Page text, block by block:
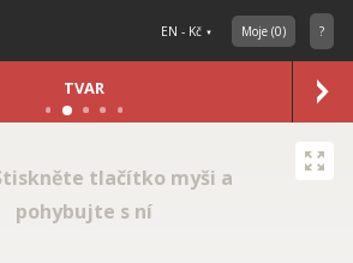
EN - Kč Moje (0) ?
TVAR
tlačítko myši a
pohybujte s ní